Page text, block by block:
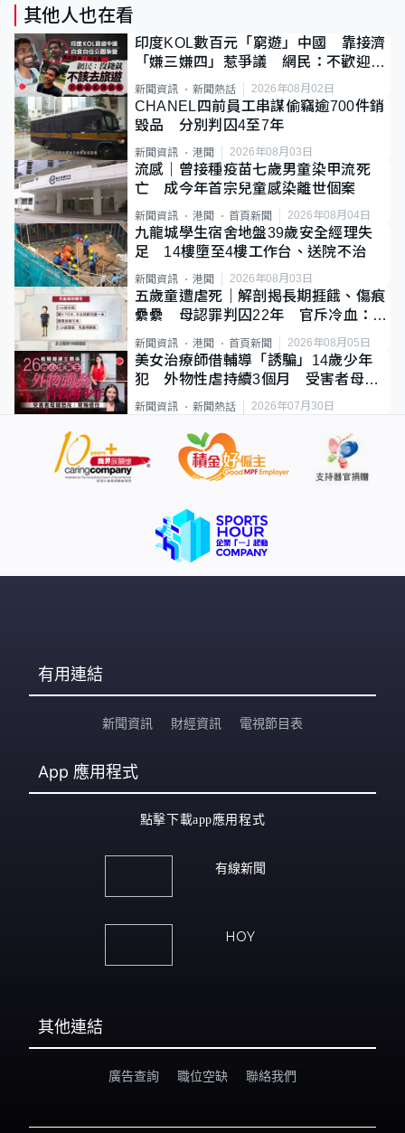
其他人也在看
印度KOL數百元「窮遊」中國 靠接濟
「嫌三嫌四」惹爭議 網民：不歡迎劣
質旅客
新聞資訊 新聞熱話 2026年08月02日
CHANEL四前員工串謀偷竊逾700件銷
毀品 分別判囚4至7年
新聞資訊 港聞 2026年08月03日
流感｜曾接種疫苗七歲男童染甲流死
亡 成今年首宗兒童感染離世個案
新聞資訊 港聞 首頁新聞 2026年08月04日
九龍城學生宿舍地盤39歲安全經理失
足 14樓墮至4樓工作台、送院不治
新聞資訊 港聞 2026年08月03日
五歲童遭虐死｜解剖揭長期捱餓、傷痕
纍纍 母認罪判囚22年 官斥冷血：同
類案最惡劣
新聞資訊 港聞 首頁新聞 2026年08月05日
美女治療師借輔導「誘騙」14歲少年
犯 外物性虐持續3個月 受害者母：
要保護其他人
新聞資訊 新聞熱話 2026年07月30日
有用連結
新聞資訊 財經資訊 電視節目表
App 應用程式
點擊下載app應用程式
有線新聞
HOY
其他連結
廣告查詢 職位空缺 聯絡我們